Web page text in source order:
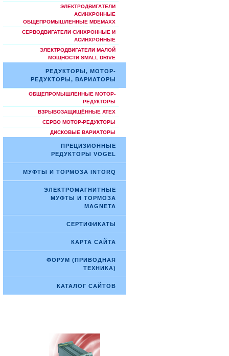
ЭЛЕКТРОДВИГАТЕЛИ
АСИНХРОННЫЕ
ОБЩЕПРОМЫШЛЕННЫЕ MDEMAXX
СЕРВОДВИГАТЕЛИ СИНХРОННЫЕ И
АСИНХРОННЫЕ
ЭЛЕКТРОДВИГАТЕЛИ МАЛОЙ
МОЩНОСТИ SMALL DRIVE
РЕДУКТОРЫ, МОТОР-
РЕДУКТОРЫ, ВАРИАТОРЫ
ОБЩЕПРОМЫШЛЕННЫЕ МОТОР-
РЕДУКТОРЫ
ВЗРЫВОЗАЩИЩЁННЫЕ ATEX
СЕРВО МОТОР-РЕДУКТОРЫ
ДИСКОВЫЕ ВАРИАТОРЫ
ПРЕЦИЗИОННЫЕ
РЕДУКТОРЫ VOGEL
МУФТЫ И ТОРМОЗА INTORQ
ЭЛЕКТРОМАГНИТНЫЕ
МУФТЫ И ТОРМОЗА
MAGNETA
СЕРТИФИКАТЫ
КАРТА САЙТА
ФОРУМ (ПРИВОДНАЯ
ТЕХНИКА)
КАТАЛОГ САЙТОВ